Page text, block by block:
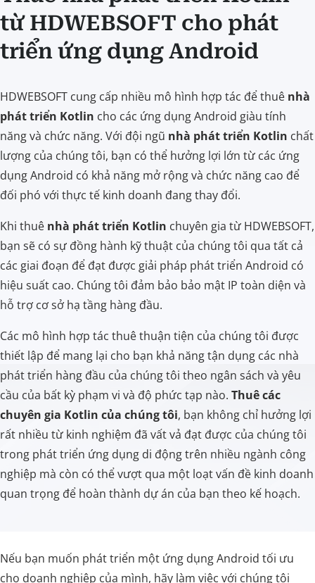
từ HDWEBSOFT cho phát
triển ứng dụng Android
HDWEBSOFT cung cấp nhiều mô hình hợp tác để thuê nhà
phát triển Kotlin cho các ứng dụng Android giàu tính
năng và chức năng. Với đội ngũ nhà phát triển Kotlin chất
lượng của chúng tôi, bạn có thể hưởng lợi lớn từ các ứng
dụng Android có khả năng mở rộng và chức năng cao để
đối phó với thực tế kinh doanh đang thay đổi.
Khi thuê nhà phát triển Kotlin chuyên gia từ HDWEBSOFT,
bạn sẽ có sự đồng hành kỹ thuật của chúng tôi qua tất cả
các giai đoạn để đạt được giải pháp phát triển Android có
hiệu suất cao. Chúng tôi đảm bảo bảo mật IP toàn diện và
hỗ trợ cơ sở hạ tầng hàng đầu.
Các mô hình hợp tác thuê thuận tiện của chúng tôi được
thiết lập để mang lại cho bạn khả năng tận dụng các nhà
phát triển hàng đầu của chúng tôi theo ngân sách và yêu
cầu của bất kỳ phạm vi và độ phức tạp nào. Thuê các
chuyên gia Kotlin của chúng tôi, bạn không chỉ hưởng lợi
rất nhiều từ kinh nghiệm đã vất vả đạt được của chúng tôi
trong phát triển ứng dụng di động trên nhiều ngành công
nghiệp mà còn có thể vượt qua một loạt vấn đề kinh doanh
quan trọng để hoàn thành dự án của bạn theo kế hoạch.
Nếu bạn muốn phát triển một ứng dụng Android tối ưu
cho doanh nghiệp của mình, hãy làm việc với chúng tôi